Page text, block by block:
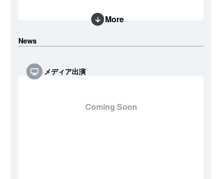
More
News
メディア出演
Coming Soon